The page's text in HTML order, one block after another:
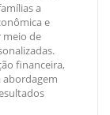
a
e
meio de
financeira,
abordagem